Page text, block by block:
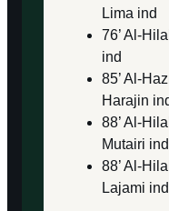
Lima ind
76’ Al-
ind
85’ Al-
Harajin
88’ Al-
Mutairi ind
88’ Al-
Lajami ind